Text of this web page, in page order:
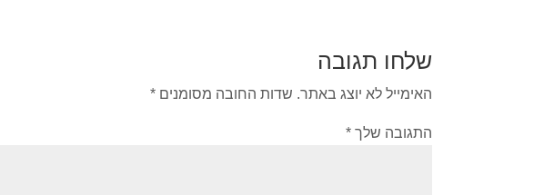
שלחו תגובה
האימייל לא יוצג באתר. שדות החובה מסומנים*
התגובה שלך*